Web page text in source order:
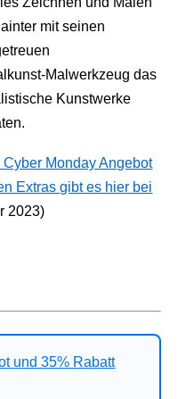
mit seinen
Malwerkzeug das
Kunstwerke
Monday Angebot
Extras gibt es hier bei
2023)